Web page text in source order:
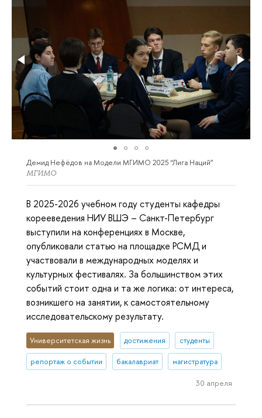
Демид Нефёдов на Модели МГИМО 2025 “Лига Наций”
МГИМО
В 2025-2026 учебном году студенты кафедры
корееведения НИУ ВШЭ – Санкт-Петербург
выступили на конференциях в Москве,
опубликовали статью на площадке РСМД и
участвовали в международных моделях и
культурных фестивалях. За большинством этих
событий стоит одна и та же логика: от интереса,
возникшего на занятии, к самостоятельному
исследовательскому результату.
Университетская жизнь достижения студенты
репортаж о событии бакалавриат магистратура
30 апреля